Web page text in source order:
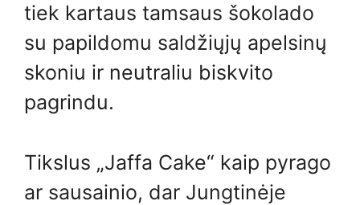
tiek kartaus tamsaus šokolado
su papildomu saldžiųjų apelsinų
skoniu ir neutraliu biskvito
pagrindu.
Tikslus „Jaffa Cake“ kaip pyrago
ar sausainio, dar Jungtinėje